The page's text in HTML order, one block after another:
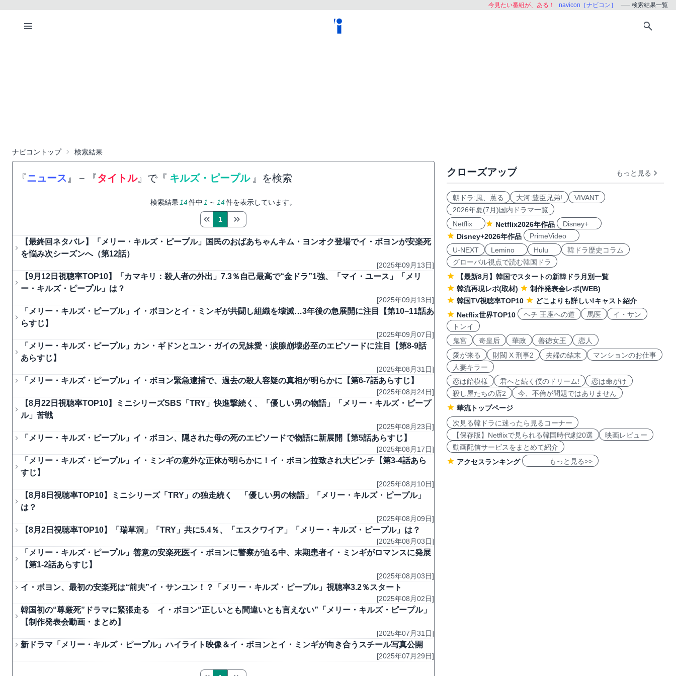
今見たい番組が、ある！ navicon［ナビコン］ 検索結果一覧
ナビコントップ 検索結果
『ニュース 』 − 『タイトル』で『 キルズ・ピープル 』を検索
検索結果 14件中 1 ～ 14件を表示しています。
1
【最終回ネタバレ】「メリー・キルズ・ピープル」国民のおばあちゃんキム・ヨンオク登場でイ・ボヨンが安楽死
を悩み次シーズンへ（第12話）
[2025年09月13日]
【9月12日視聴率TOP10】「カマキリ：殺人者の外出」7.3％自己最高で“金ドラ”1強、「マイ・ユース」「メリ
ー・キルズ・ピープル」は？
[2025年09月13日]
「メリー・キルズ・ピープル」イ・ボヨンとイ・ミンギが共闘し組織を壊滅…3年後の急展開に注目【第10−11話あ
らすじ】
[2025年09月07日]
「メリー・キルズ・ピープル」カン・ギドンとユン・ガイの兄妹愛・涙腺崩壊必至のエピソードに注目【第8-9話
あらすじ】
[2025年08月31日]
「メリー・キルズ・ピープル」イ・ボヨン緊急逮捕で、過去の殺人容疑の真相が明らかに【第6-7話あらすじ】
[2025年08月24日]
【8月22日視聴率TOP10】ミニシリーズSBS「TRY」快進撃続く、「優しい男の物語」「メリー・キルズ・ピープ
ル」苦戦
[2025年08月23日]
「メリー・キルズ・ピープル」イ・ボヨン、隠された母の死のエピソードで物語に新展開【第5話あらすじ】
[2025年08月17日]
「メリー・キルズ・ピープル」イ・ミンギの意外な正体が明らかに！イ・ボヨン拉致され大ピンチ【第3-4話あら
すじ】
[2025年08月10日]
【8月8日視聴率TOP10】ミニシリーズ「TRY」の独走続く 「優しい男の物語」「メリー・キルズ・ピープル」
は？
[2025年08月09日]
【8月2日視聴率TOP10】「瑞草洞」「TRY」共に5.4％、「エスクワイア」「メリー・キルズ・ピープル」は？
[2025年08月03日]
「メリー・キルズ・ピープル」善意の安楽死医イ・ボヨンに警察が迫る中、末期患者イ・ミンギがロマンスに発展
【第1-2話あらすじ】
[2025年08月03日]
イ・ボヨン、最初の安楽死は“前夫”イ・サンユン！？「メリー・キルズ・ピープル」視聴率3.2％スタート
[2025年08月02日]
韓国初の“尊厳死”ドラマに緊張走る イ・ボヨン“正しいとも間違いとも言えない”「メリー・キルズ・ピープル」
【制作発表会動画・まとめ】
[2025年07月31日]
新ドラマ「メリー・キルズ・ピープル」ハイライト映像＆イ・ボヨンとイ・ミンギが向き合うスチール写真公開
[2025年07月29日]
クローズアップ もっと見る
朝ドラ:風、薫る 大河:豊臣兄弟!
VIVANT
2026年夏(7月)国内ドラマ一覧
Netflix
Netflix2026年作品
Disney+
Disney+2026年作品
PrimeVideo
U-NEXT
Lemino Hulu
韓ドラ歴史コラム
グローバル視点で読む韓国ドラ
【最新8月】韓国でスタートの新韓ドラ月別一覧
韓流再現レポ(取材)
制作発表会レポ(WEB)
韓国TV視聴率TOP10
どこよりも詳しい!キャスト紹介
Netflix世界TOP10
ヘチ 王座への道 馬医
イ・サン
トンイ
鬼宮
奇皇后 華政 善徳女王
恋人
愛が来る
財閥 X 刑事2 夫婦の結末
マンションのお仕事
人妻キラー
恋は飴模様
君へと続く僕のドリーム!
恋は命がけ
殺し屋たちの店2
今、不倫が問題ではありません
華流トップページ
次見る韓ドラに迷ったら見るコーナー
【保存版】Netflixで見られる韓国時代劇20選
映画レビュー
動画配信サービスをまとめて紹介
アクセスランキング
もっと見る>>